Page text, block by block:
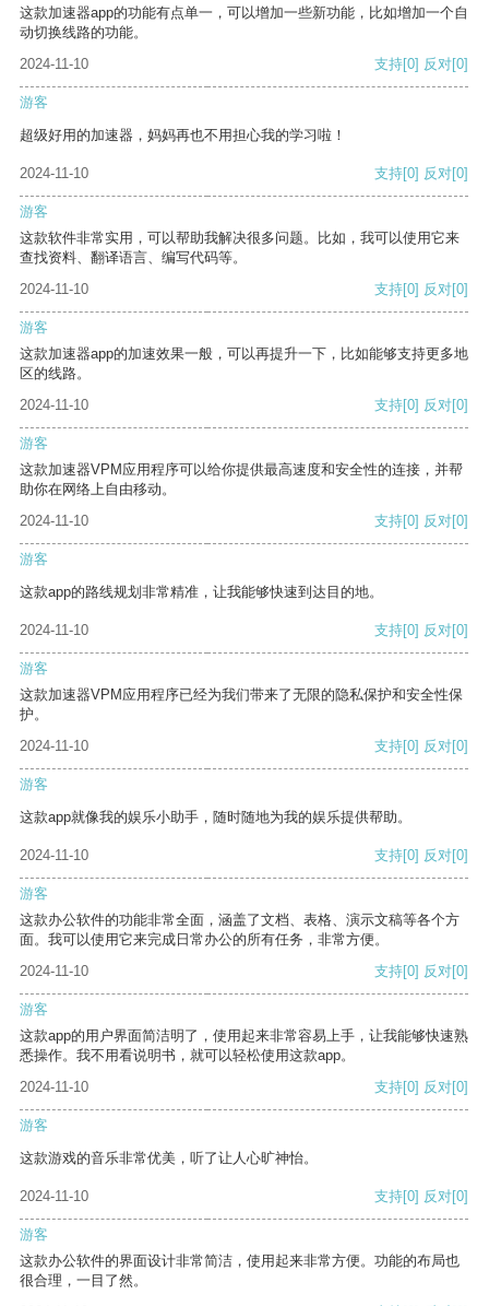
这款加速器app的功能有点单一，可以增加一些新功能，比如增加一个自
动切换线路的功能。
2024-11-10
支持[0] 反对[0]
游客
超级好用的加速器，妈妈再也不用担心我的学习啦！
2024-11-10 支持[0] 反对[0]
游客
这款软件非常实用，可以帮助我解决很多问题。比如，我可以使用它来
查找资料、翻译语言、编写代码等。
2024-11-10
支持[0] 反对[0]
游客
这款加速器app的加速效果一般，可以再提升一下，比如能够支持更多地
区的线路。
2024-11-10
支持[0] 反对[0]
游客
这款加速器VPM应用程序可以给你提供最高速度和安全性的连接，并帮
助你在网络上自由移动。
2024-11-10
支持[0] 反对[0]
游客
这款app的路线规划非常精准，让我能够快速到达目的地。
2024-11-10 支持[0] 反对[0]
游客
这款加速器VPM应用程序已经为我们带来了无限的隐私保护和安全性保
护。
2024-11-10
支持[0] 反对[0]
游客
这款app就像我的娱乐小助手，随时随地为我的娱乐提供帮助。
2024-11-10 支持[0] 反对[0]
游客
这款办公软件的功能非常全面，涵盖了文档、表格、演示文稿等各个方
面。我可以使用它来完成日常办公的所有任务，非常方便。
2024-11-10
支持[0] 反对[0]
游客
这款app的用户界面简洁明了，使用起来非常容易上手，让我能够快速熟
悉操作。我不用看说明书，就可以轻松使用这款app。
2024-11-10
支持[0] 反对[0]
游客
这款游戏的音乐非常优美，听了让人心旷神怡。
2024-11-10 支持[0] 反对[0]
游客
这款办公软件的界面设计非常简洁，使用起来非常方便。功能的布局也
很合理，一目了然。